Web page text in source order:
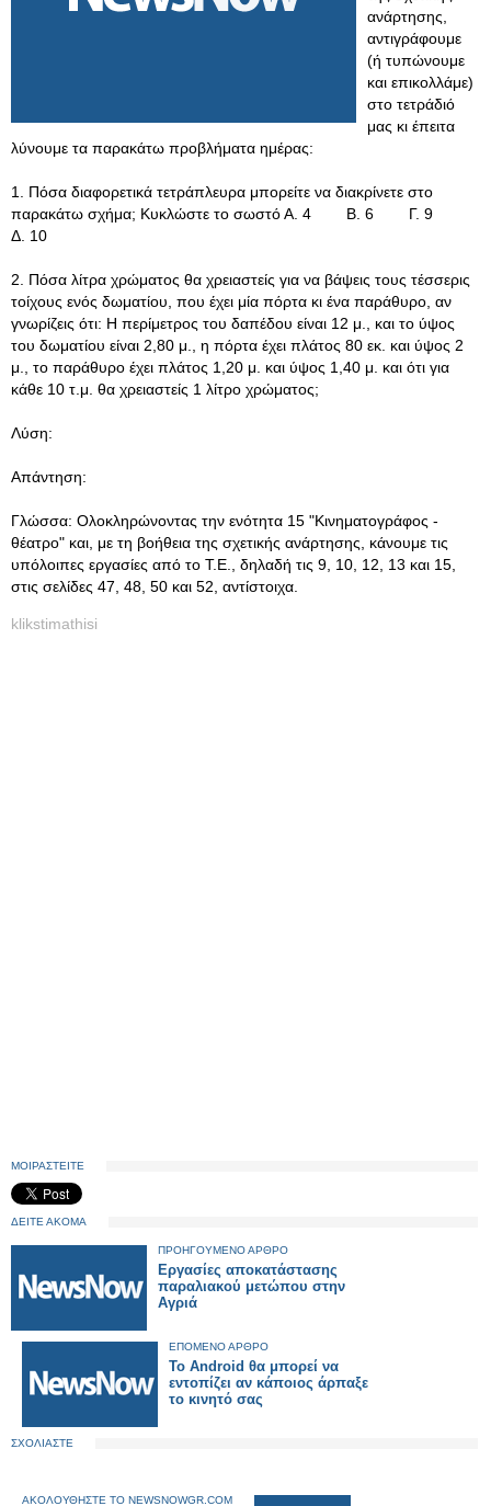
ανάρτησης,
αντιγράφουμε
(ή τυπώνουμε
και επικολλάμε)
στο τετράδιό
μας κι έπειτα
λύνουμε τα παρακάτω προβλήματα ημέρας:
1. Πόσα διαφορετικά τετράπλευρα μπορείτε να διακρίνετε στο
παρακάτω σχήμα; Κυκλώστε το σωστό Α. 4 Β. 6 Γ. 9
Δ. 10
2. Πόσα λίτρα χρώματος θα χρειαστείς για να βάψεις τους τέσσερις
τοίχους ενός δωματίου, που έχει μία πόρτα κι ένα παράθυρο, αν
γνωρίζεις ότι: Η περίμετρος του δαπέδου είναι 12 μ., και το ύψος
του δωματίου είναι 2,80 μ., η πόρτα έχει πλάτος 80 εκ. και ύψος 2
μ., το παράθυρο έχει πλάτος 1,20 μ. και ύψος 1,40 μ. και ότι για
κάθε 10 τ.μ. θα χρειαστείς 1 λίτρο χρώματος;
Λύση:
Απάντηση:
Γλώσσα: Ολοκληρώνοντας την ενότητα 15 "Κινηματογράφος -
θέατρο" και, με τη βοήθεια της σχετικής ανάρτησης, κάνουμε τις
υπόλοιπες εργασίες από το Τ.Ε., δηλαδή τις 9, 10, 12, 13 και 15,
στις σελίδες 47, 48, 50 και 52, αντίστοιχα.
klikstimathisi
ΜΟΙΡΑΣΤΕΙΤΕ
ΔΕΙΤΕ ΑΚΟΜΑ
ΠΡΟΗΓΟΥΜΕΝΟ ΑΡΘΡΟ
Εργασίες αποκατάστασης
παραλιακού μετώπου στην
Αγριά
ΕΠΟΜΕΝΟ ΑΡΘΡΟ
Το Android θα μπορεί να
εντοπίζει αν κάποιος άρπαξε
το κινητό σας
ΣΧΟΛΙΑΣΤΕ
ΑΚΟΛΟΥΘΗΣΤΕ ΤΟ NEWSNOWGR.COM